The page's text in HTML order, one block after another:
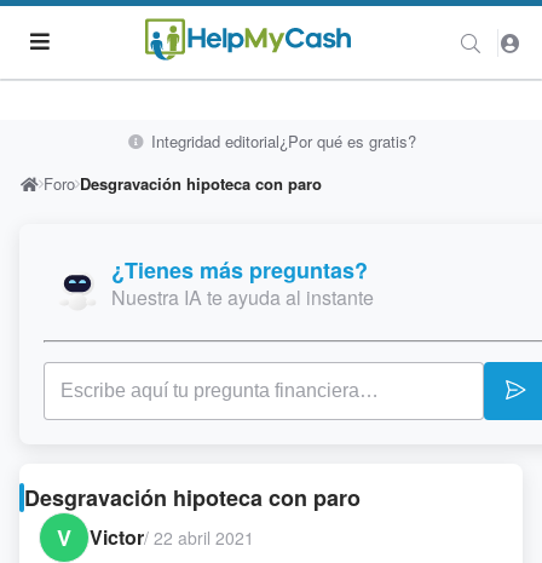
Integridad editorial¿Por qué es gratis?
Foro Desgravación hipoteca con paro
¿Tienes más preguntas?
Nuestra IA te ayuda al instante
Desgravación hipoteca con paro
V
Victor/ 22 abril 2021